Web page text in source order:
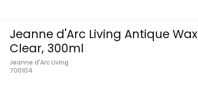
Jeanne d'Arc Living Antique Wax
Clear, 300ml
Jeanne d'Arc Living
700104